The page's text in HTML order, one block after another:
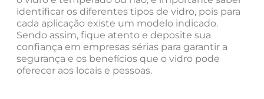
identificar os diferentes tipos de vidro, pois para
cada aplicação existe um modelo indicado.
Sendo assim, fique atento e deposite sua
confiança em empresas sérias para garantir a
segurança e os benefícios que o vidro pode
oferecer aos locais e pessoas.